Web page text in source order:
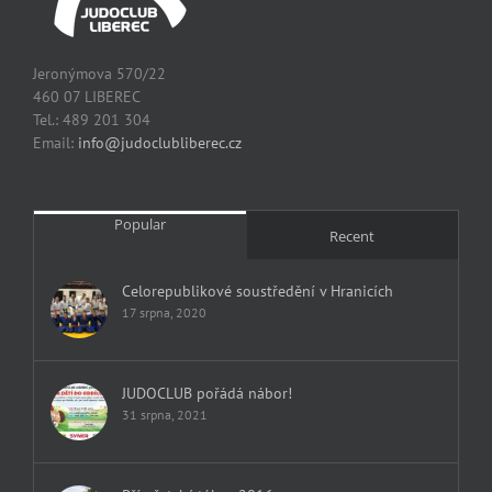
Jeronýmova 570/22
460 07 LIBEREC
Tel.: 489 201 304
Email: info@judoclubliberec.cz
Popular
Recent
Celorepublikové soustředění v Hranicích
17 srpna, 2020
JUDOCLUB pořádá nábor!
31 srpna, 2021